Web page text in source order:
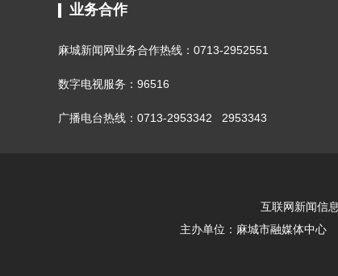
业务合作
麻城新闻网业务合作热线：0713-2952551
数字电视服务：96516
广播电台热线：0713-2953342 2953343
互联网新闻信
主办单位： 麻城市融媒体中心